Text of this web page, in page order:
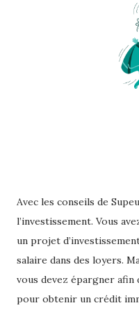
Avec les conseils de
l’investissement. Vous
un projet
salaire dans des loyers.
vous devez épargner
pour obtenir un crédit